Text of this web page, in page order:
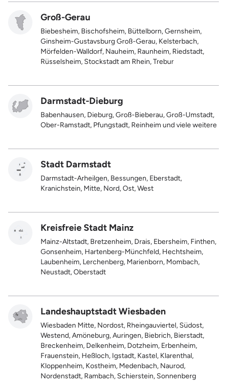
Groß-Gerau
Biebesheim, Bischofsheim, Büttelborn, Gernsheim,
Ginsheim-Gustavsburg Groß-Gerau, Kelsterbach,
Mörfelden-Walldorf, Nauheim, Raunheim, Riedstadt,
Rüsselsheim, Stockstadt am Rhein, Trebur
Darmstadt-Dieburg
Babenhausen, Dieburg, Groß-Bieberau, Groß-Umstadt,
Ober-Ramstadt, Pfungstadt, Reinheim und viele weitere
Stadt Darmstadt
Darmstadt-Arheilgen, Bessungen, Eberstadt,
Kranichstein, Mitte, Nord, Ost, West
Kreisfreie Stadt Mainz
Mainz-Altstadt, Bretzenheim, Drais, Ebersheim, Finthen,
Gonsenheim, Hartenberg-Münchfeld, Hechtsheim,
Laubenheim, Lerchenberg, Marienborn, Mombach,
Neustadt, Oberstadt
Landeshauptstadt Wiesbaden
Wiesbaden Mitte, Nordost, Rheingauviertel, Südost,
Westend, Amöneburg, Auringen, Biebrich, Bierstadt,
Breckenheim, Delkenheim, Dotzheim, Erbenheim,
Frauenstein, Heßloch, Igstadt, Kastel, Klarenthal,
Kloppenheim, Kostheim, Medenbach, Naurod,
Nordenstadt, Rambach, Schierstein, Sonnenberg